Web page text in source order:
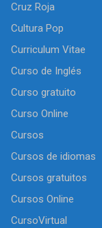
Cruz Roja
Cultura Pop
Curriculum Vitae
Curso de Inglés
Curso gratuito
Curso Online
Cursos
Cursos de idiomas
Cursos gratuitos
Cursos Online
CursoVirtual